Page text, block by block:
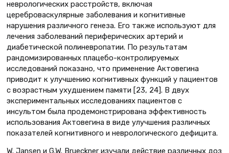
неврологических расстройств, включая
цереброваскулярные заболевания и когнитивные
нарушения различного генеза. Его также используют для
лечения заболеваний периферических артерий и
диабетической полиневропатии. По результатам
рандомизированных плацебо-контролируемых
исследований показано, что применение Актовегина
приводит к улучшению когнитивных функций у пациентов
с возрастным ухудшением памяти [23, 24]. В двух
экспериментальных исследованиях пациентов с
инсультом была продемонстрирована эффективность
использования Актовегина в виде улучшения различных
показателей когнитивного и неврологического дефицита.